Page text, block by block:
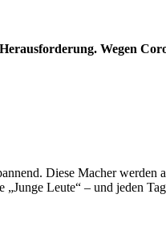
Wegen
Diese Macher werden
„Junge Leute“ – und jeden